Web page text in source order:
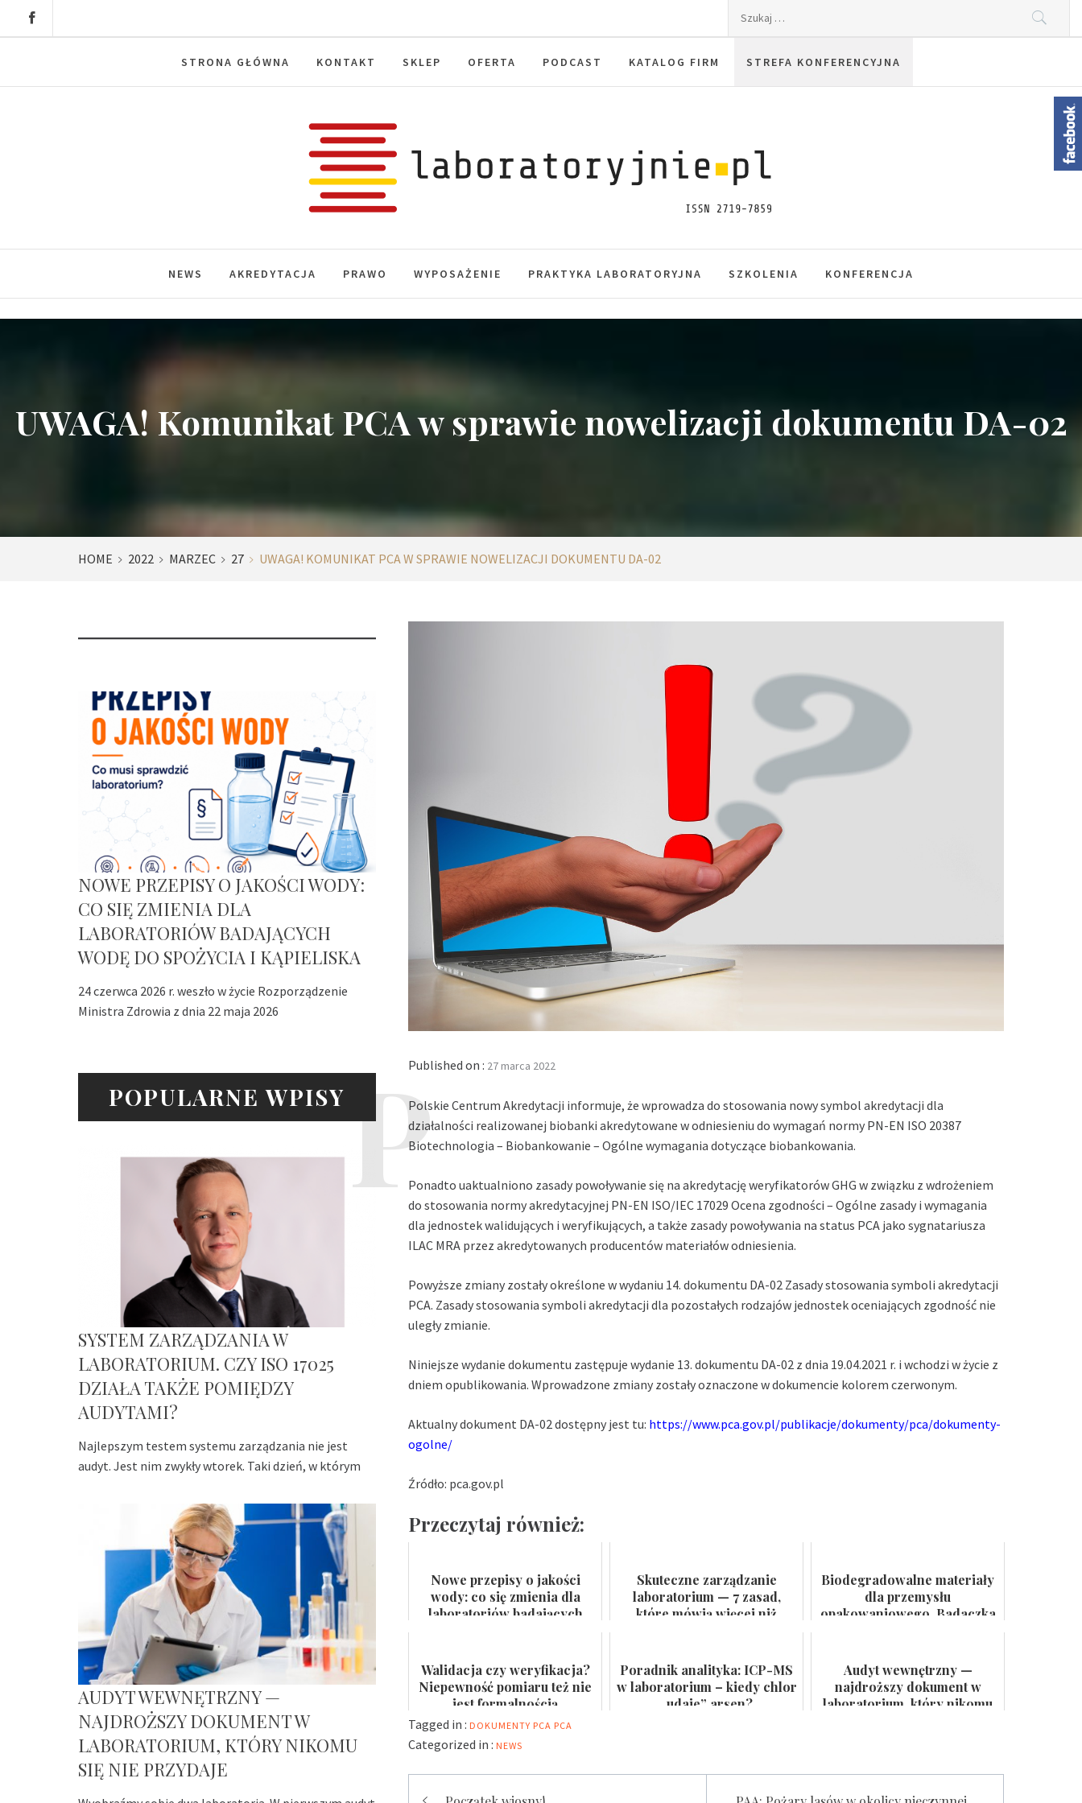
STRONA GŁÓWNA KONTAKT SKLEP OFERTA PODCAST KATALOG FIRM STREFA KONFERENCYJNA
Laboratoryjnie.pl
NEWS AKREDYTACJA PRAWO WYPOSAŻENIE PRAKTYKA LABORATORYJNA SZKOLENIA KONFERENCJA
UWAGA! Komunikat PCA w sprawie nowelizacji dokumentu DA-02
HOME 2022 MARZEC 27 UWAGA! KOMUNIKAT PCA W SPRAWIE NOWELIZACJI DOKUMENTU DA-02
Published on : 27 marca 2022
Polskie Centrum Akredytacji informuje, że wprowadza do stosowania nowy symbol akredytacji dla
działalności realizowanej biobanki akredytowane w odniesieniu do wymagań normy PN-EN ISO 20387
Biotechnologia – Biobankowanie – Ogólne wymagania dotyczące biobankowania.
Ponadto uaktualniono zasady powoływanie się na akredytację weryfikatorów GHG w związku z wdrożeniem
do stosowania normy akredytacyjnej PN-EN ISO/IEC 17029 Ocena zgodności – Ogólne zasady i wymagania
dla jednostek walidujących i weryfikujących, a także zasady powoływania na status PCA jako sygnatariusza
ILAC MRA przez akredytowanych producentów materiałów odniesienia.
Powyższe zmiany zostały określone w wydaniu 14. dokumentu DA-02 Zasady stosowania symboli akredytacji
PCA. Zasady stosowania symboli akredytacji dla pozostałych rodzajów jednostek oceniających zgodność nie
uległy zmianie.
Niniejsze wydanie dokumentu zastępuje wydanie 13. dokumentu DA-02 z dnia 19.04.2021 r. i wchodzi w życie z
dniem opublikowania. Wprowadzone zmiany zostały oznaczone w dokumencie kolorem czerwonym.
Aktualny dokument DA-02 dostępny jest tu: https://www.pca.gov.pl/publikacje/dokumenty/pca/dokumenty-
ogolne/
Źródło: pca.gov.pl
Przeczytaj również:
Nowe przepisy o jakości
wody: co się zmienia dla
laboratoriów badających
Skuteczne zarządzanie
laboratorium — 7 zasad,
które mówią więcej niż
Biodegradowalne materiały
dla przemysłu
opakowaniowego. Badaczka
Walidacja czy weryfikacja?
Niepewność pomiaru też nie
jest formalnością
Poradnik analityka: ICP-MS
w laboratorium – kiedy chlor
„udaje” arsen?
Audyt wewnętrzny —
najdroższy dokument w
laboratorium, który nikomu
Tagged in : DOKUMENTY PCA PCA
Categorized in : NEWS
NOWE PRZEPISY O JAKOŚCI WODY:
CO SIĘ ZMIENIA DLA
LABORATORIÓW BADAJĄCYCH
WODĘ DO SPOŻYCIA I KĄPIELISKA
24 czerwca 2026 r. weszło w życie Rozporządzenie
Ministra Zdrowia z dnia 22 maja 2026
POPULARNE WPISY
SYSTEM ZARZĄDZANIA W
LABORATORIUM. CZY ISO 17025
DZIAŁA TAKŻE POMIĘDZY
AUDYTAMI?
Najlepszym testem systemu zarządzania nie jest
audyt. Jest nim zwykły wtorek. Taki dzień, w którym
AUDYT WEWNĘTRZNY —
NAJDROŻSZY DOKUMENT W
LABORATORIUM, KTÓRY NIKOMU
SIĘ NIE PRZYDAJE